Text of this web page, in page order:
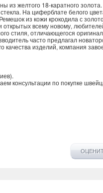
желтого 18-каратного
На циферблате белого
из кожи крокодила с
всему новому,
стиля, отличающегося
часто предлагал
изделий, компания
).
консультации по покупке